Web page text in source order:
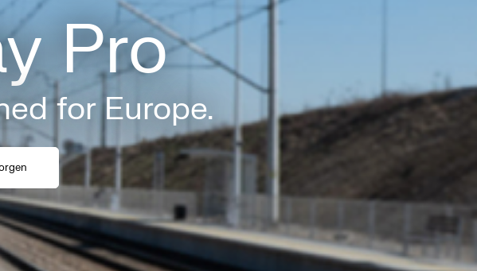
Pro
for Europe.